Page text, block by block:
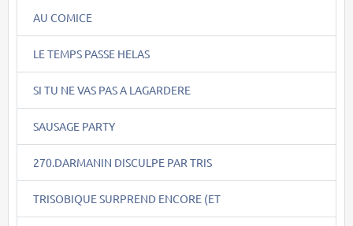
AU COMICE
LE TEMPS PASSE HELAS
SI TU NE VAS PAS A LAGARDERE
SAUSAGE PARTY
270.DARMANIN DISCULPE PAR TRIS
TRISOBIQUE SURPREND ENCORE (ET